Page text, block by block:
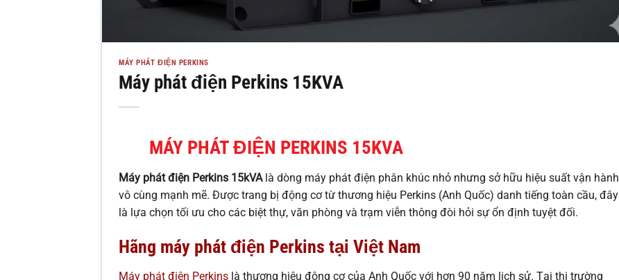
MÁY PHÁT ĐIỆN PERKINS
Máy phát điện Perkins 15KVA
MÁY PHÁT ĐIỆN PERKINS 15KVA
Máy phát điện Perkins 15kVAlà dòng máy phát điện phân khúc nhỏ nhưng sở hữu hiệu suất vận hành
vô cùng mạnh mẽ. Được trang bị động cơ từ thương hiệu Perkins (Anh Quốc) danh tiếng toàn cầu, đây
là lựa chọn tối ưu cho các biệt thự, văn phòng và trạm viễn thông đòi hỏi sự ổn định tuyệt đối.
Hãng máy phát điện Perkins tại Việt Nam
Máy phát điện Perkins là thương hiệu động cơ của Anh Quốc với hơn 90 năm lịch sử. Tại thị trường